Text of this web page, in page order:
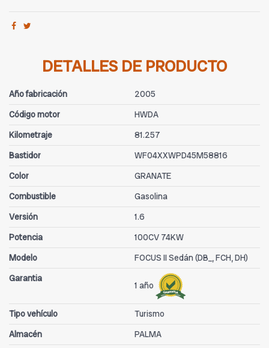
DETALLES DE PRODUCTO
Año fabricación
2005
Código motor
HWDA
Kilometraje
81.257
Bastidor
WF04XXWPD45M58816
Color
GRANATE
Combustible
Gasolina
Versión
1.6
Potencia
100CV 74KW
Modelo
FOCUS II Sedán (DB_, FCH, DH)
Garantia
1 año
Tipo vehículo
Turismo
Almacén
PALMA